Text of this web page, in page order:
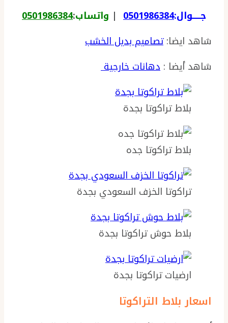
جـــــوال:0501986384
| واتساب:
0501986384
شاهد ايضا:تصاميم بديل الخشب
شاهد أيضا : دهانات خارجية
بلاط تراكوتا بجدة
بلاط تراكوتا جده
تراكوتا الخزف السعودي بجدة
بلاط حوش تراكوتا بجدة
ارضيات تراكوتا بجدة
اسعار بلاط التراكوتا